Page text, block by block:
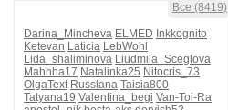
Все (8419)
Darina_Mincheva ELMED Inkkognito
Ketevan Laticia LebWohl
Lida_shaliminova Liudmila_Sceglova
Mahhha17 Natalinka25 Nitocris_73
OlgaText Russlana Taisia800
Tatyana19 Valentina_begi Van-Toi-Ra